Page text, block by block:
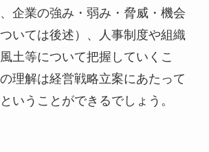
企業の強み・弱み・脅威・機会
ついては後述）、人事制度や組織
土等について把握していくこ
理解は経営戦略立案にあたって
いうことができるでしょう。